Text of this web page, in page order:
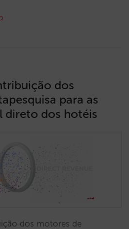
dos
para as
direto dos hotéis
dos motores de